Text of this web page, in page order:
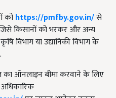
कोhttps://pmfby.gov.in/से
किसानों को भरकर और अन्य
विभाग या उद्यानिकी विभाग के
ऑनलाइन बीमा करवाने के लिए